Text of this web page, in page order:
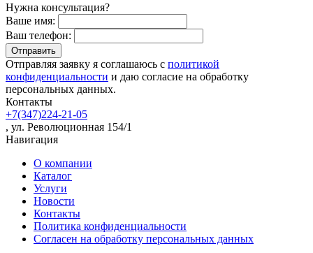
Нужна консультация?
Ваше имя:
Ваш телефон:
Отправляя заявку я соглашаюсь с политикой
конфиденциальности и даю согласие на обработку
персональных данных.
Контакты
+7(347)224-21-05
, ул. Революционная 154/1
Навигация
О компании
Каталог
Услуги
Новости
Контакты
Политика конфиденциальности
Согласен на обработку персональных данных